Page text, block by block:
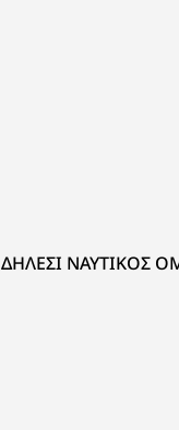
ΔΗΛΕΣΙ ΝΑΥΤΙΚΟΣ